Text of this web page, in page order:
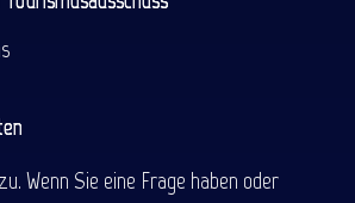
Wenn Sie eine Frage haben oder